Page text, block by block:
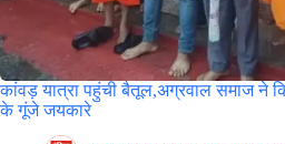
कांवड़ यात्रा पहुंची बैतूल,अग्रवाल समाज ने
के गूंजे जयकारे